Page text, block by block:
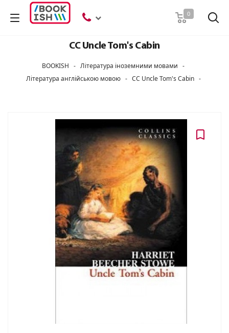
0
CC Uncle Tom's Cabin
BOOKISH - Література іноземними мовами -
Література англійською мовою - CC Uncle Tom's Cabin -